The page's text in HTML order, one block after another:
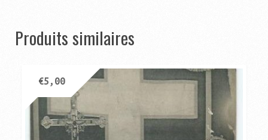
Produits similaires
€5,00